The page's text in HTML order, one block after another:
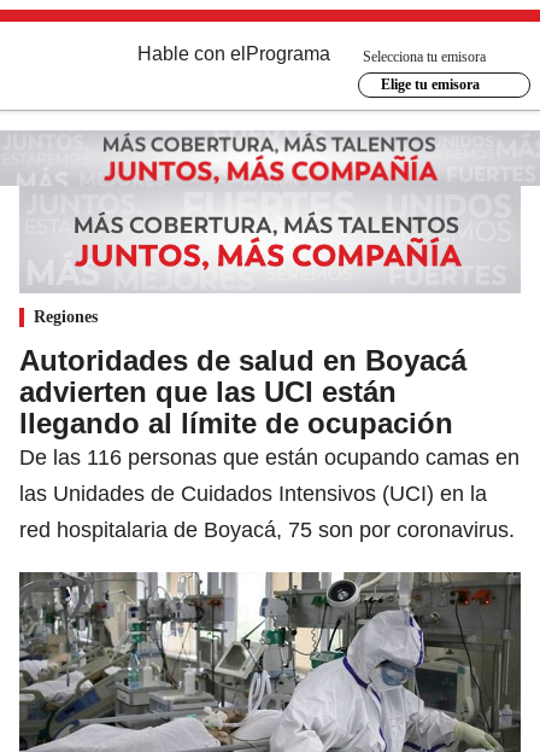
Hable con el Programa
Selecciona tu emisora
Elige tu emisora
Regiones
Autoridades de salud en Boyacá
advierten que las UCI están
llegando al límite de ocupación
De las 116 personas que están ocupando camas en
las Unidades de Cuidados Intensivos (UCI) en la
red hospitalaria de Boyacá, 75 son por coronavirus.